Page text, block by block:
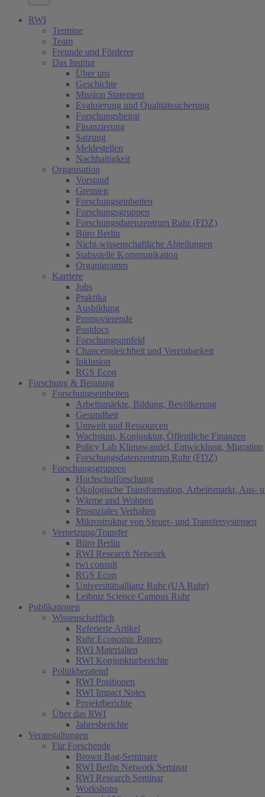
RWI
Termine
Team
Freunde und Förderer
Das Institut
Über uns
Geschichte
Mission Statement
Evaluierung und Qualitätssicherung
Forschungsbeirat
Finanzierung
Satzung
Meldestellen
Nachhaltigkeit
Organisation
Vorstand
Gremien
Forschungseinheiten
Forschungsgruppen
Forschungsdatenzentrum Ruhr (FDZ)
Büro Berlin
Nicht-wissenschaftliche Abteilungen
Stabsstelle Kommunikation
Organigramm
Karriere
Jobs
Praktika
Ausbildung
Promovierende
Postdocs
Forschungsumfeld
Chancengleichheit und Vereinbarkeit
Inklusion
RGS Econ
Forschung & Beratung
Forschungseinheiten
Arbeitsmärkte, Bildung, Bevölkerung
Gesundheit
Umwelt und Ressourcen
Wachstum, Konjunktur, Öffentliche Finanzen
Policy Lab Klimawandel, Entwicklung, Migration
Forschungsdatenzentrum Ruhr (FDZ)
Forschungsgruppen
Hochschulforschung
Ökologische Transformation, Arbeitsmarkt, Aus-
Wärme und Wohnen
Prosoziales Verhalten
Mikrostruktur von Steuer- und Transfersystemen
Vernetzung/Transfer
Büro Berlin
RWI Research Network
rwi consult
RGS Econ
Universitätsallianz Ruhr (UA Ruhr)
Leibniz Science Campus Ruhr
Publikationen
Wissenschaftlich
Referierte Artikel
Ruhr Economic Papers
RWI Materialien
RWI Konjunkturberichte
Politikberatend
RWI Positionen
RWI Impact Notes
Projektberichte
Über das RWI
Jahresberichte
Veranstaltungen
Für Forschende
Brown Bag-Seminare
RWI Berlin Network Seminar
RWI Research Seminar
Workshops